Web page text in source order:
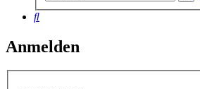
Suche
Anmelden